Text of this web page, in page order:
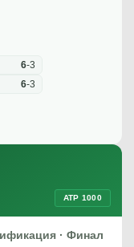
6-3
6-3
ATP 1000
· Финал